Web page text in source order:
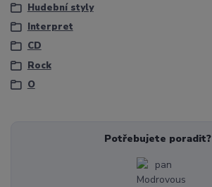
Hudební styly
Interpret
CD
Rock
O
Potřebujete poradit?